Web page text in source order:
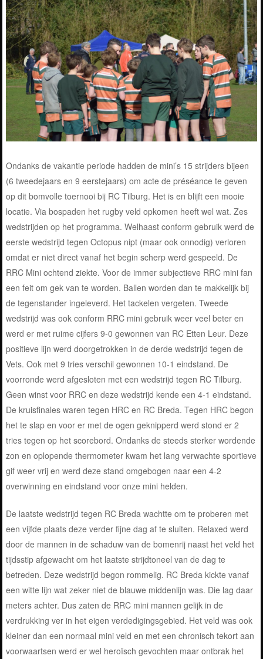
Ondanks de vakantie periode hadden de mini’s 15 strijders bijeen
(6 tweedejaars en 9 eerstejaars) om acte de préséance te geven
op dit bomvolle toernooi bij RC Tilburg. Het is en blijft een mooie
locatie. Via bospaden het rugby veld opkomen heeft wel wat. Zes
wedstrijden op het programma. Welhaast conform gebruik werd de
eerste wedstrijd tegen Octopus nipt (maar ook onnodig) verloren
omdat er niet direct vanaf het begin scherp werd gespeeld. De
RRC Mini ochtend ziekte. Voor de immer subjectieve RRC mini fan
een feit om gek van te worden. Ballen worden dan te makkelijk bij
de tegenstander ingeleverd. Het tackelen vergeten. Tweede
wedstrijd was ook conform RRC mini gebruik weer veel beter en
werd er met ruime cijfers 9-0 gewonnen van RC Etten Leur. Deze
positieve lijn werd doorgetrokken in de derde wedstrijd tegen de
Vets. Ook met 9 tries verschil gewonnen 10-1 eindstand. De
voorronde werd afgesloten met een wedstrijd tegen RC Tilburg.
Geen winst voor RRC en deze wedstrijd kende een 4-1 eindstand.
De kruisfinales waren tegen HRC en RC Breda. Tegen HRC begon
het te slap en voor er met de ogen geknipperd werd stond er 2
tries tegen op het scorebord. Ondanks de steeds sterker wordende
zon en oplopende thermometer kwam het lang verwachte sportieve
gif weer vrij en werd deze stand omgebogen naar een 4-2
overwinning en eindstand voor onze mini helden.
De laatste wedstrijd tegen RC Breda wachtte om te proberen met
een vijfde plaats deze verder fijne dag af te sluiten. Relaxed werd
door de mannen in de schaduw van de bomenrij naast het veld het
tijdsstip afgewacht om het laatste strijdtoneel van de dag te
betreden. Deze wedstrijd begon rommelig. RC Breda kickte vanaf
een witte lijn wat zeker niet de blauwe middenlijn was. Die lag daar
meters achter. Dus zaten de RRC mini mannen gelijk in de
verdrukking ver in het eigen verdedigingsgebied. Het veld was ook
kleiner dan een normaal mini veld en met een chronisch tekort aan
voorwaartsen werd er wel heroïsch gevochten maar ontbrak het